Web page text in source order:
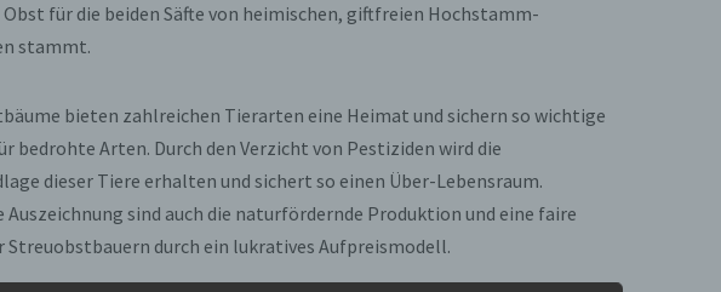
Obst für die beiden Säfte von heimischen, giftfreien Hochstamm-
stammt.
bieten zahlreichen Tierarten eine Heimat und sichern so wichtige
bedrohte Arten. Durch den Verzicht von Pestiziden wird die
dieser Tiere erhalten und sichert so einen Über-Lebensraum.
sind auch die naturfördernde Produktion und eine faire
Streuobstbauern durch ein lukratives Aufpreismodell.